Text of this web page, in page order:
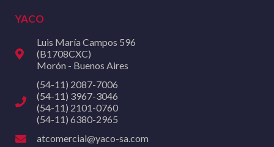
YACO
Luis María Campos 596
(B1708CXC)
Morón - Buenos Aires
(54-11) 2087-7006
(54-11) 3967-3046
(54-11) 2101-0760
(54-11) 6380-2965
atcomercial@yaco-sa.com